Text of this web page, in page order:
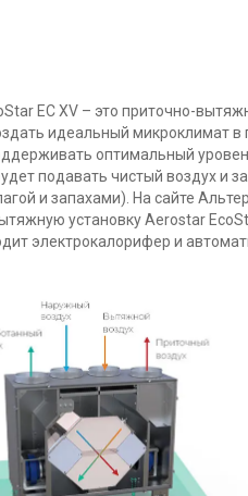
EC XV – это приточно-
идеальный микроклимат
оптимальный
подавать чистый воздух и
и запахами). На сайте
установку Aerostar
электрокалорифер и